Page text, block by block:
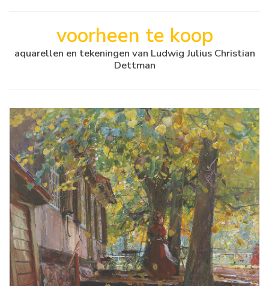
voorheen te koop
aquarellen en tekeningen van Ludwig Julius Christian
Dettman